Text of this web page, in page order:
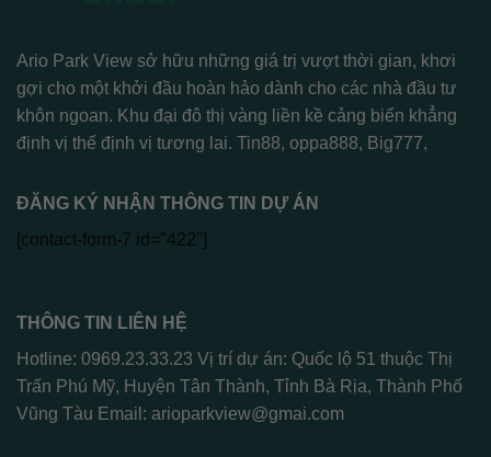
Ario Park View sở hữu những giá trị vượt thời gian, khơi
gợi cho một khởi đầu hoàn hảo dành cho các nhà đầu tư
khôn ngoan. Khu đại đô thị vàng liền kề cảng biển khẳng
định vị thế định vị tương lai. Tin88, oppa888, Big777,
ĐĂNG KÝ NHẬN THÔNG TIN DỰ ÁN
[contact-form-7 id="422"]
THÔNG TIN LIÊN HỆ
Hotline: 0969.23.33.23 Vị trí dự án: Quốc lộ 51 thuộc Thị
Trấn Phú Mỹ, Huyện Tân Thành, Tỉnh Bà Rịa, Thành Phố
Vũng Tàu Email: arioparkview@gmai.com